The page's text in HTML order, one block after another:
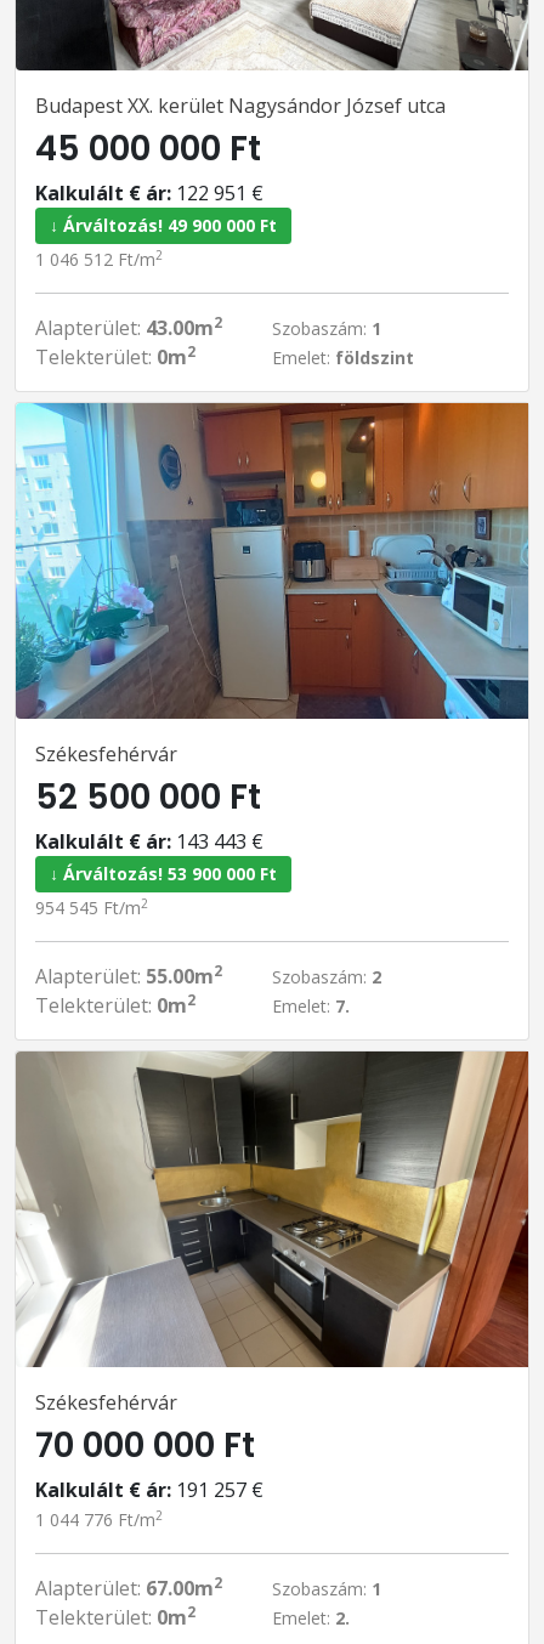
Budapest XX. kerület Nagysándor József utca
45 000 000 Ft
Kalkulált € ár: 122 951 €
↓ Árváltozás! 49 900 000 Ft
1 046 512 Ft/m2
Alapterület: 43.00m2
Telekterület: 0m2
Szobaszám: 1
Emelet: földszint
Székesfehérvár
52 500 000 Ft
Kalkulált € ár: 143 443 €
↓ Árváltozás! 53 900 000 Ft
954 545 Ft/m2
Alapterület: 55.00m2
Telekterület: 0m2
Szobaszám: 2
Emelet: 7.
Székesfehérvár
70 000 000 Ft
Kalkulált € ár: 191 257 €
1 044 776 Ft/m2
Alapterület: 67.00m2
Telekterület: 0m2
Szobaszám: 1
Emelet: 2.